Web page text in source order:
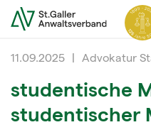
11.09.2025 Advokatur
studentische
studentischer